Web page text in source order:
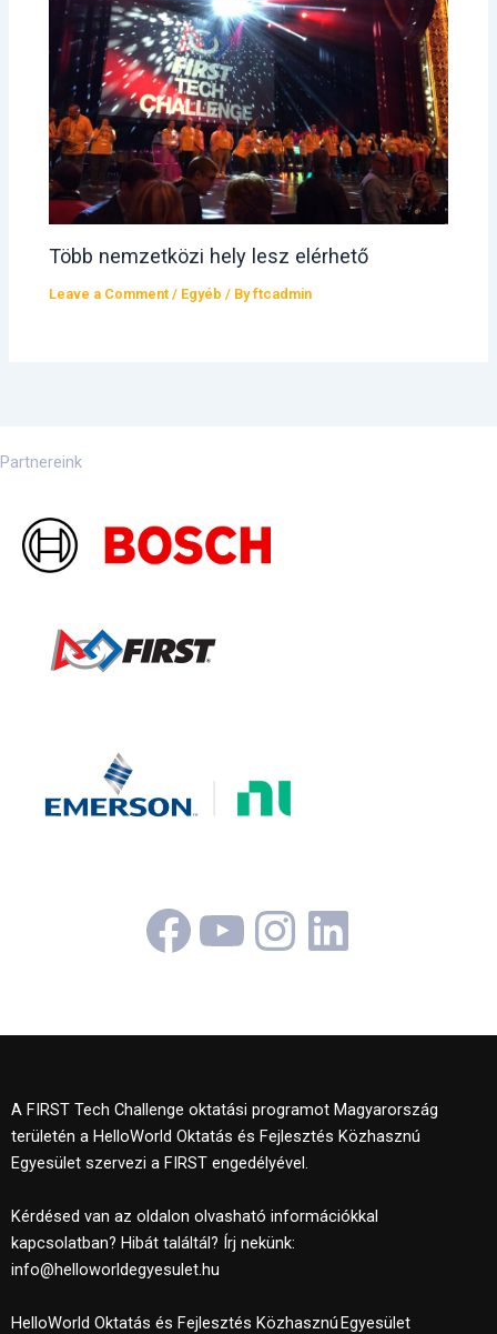
Több nemzetközi hely lesz elérhető
Leave a Comment / Egyéb / Byftcadmin
Partnereink
Facebook
YouTube
Instagram
LinkedIn
A FIRST Tech Challenge oktatási programot Magyarország
területén a HelloWorld Oktatás és Fejlesztés Közhasznú
Egyesület szervezi a FIRST engedélyével.
Kérdésed van az oldalon olvasható információkkal
kapcsolatban? Hibát találtál? Írj nekünk:
info@helloworldegyesulet.hu
HelloWorld Oktatás és Fejlesztés Közhasznú Egyesület